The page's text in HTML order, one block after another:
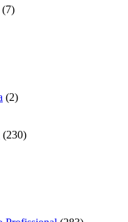
(7)
(2)
(230)